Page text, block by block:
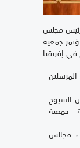
مجلس
جمعية
إفريقيا
الشيوخ
جمعية
مجالس